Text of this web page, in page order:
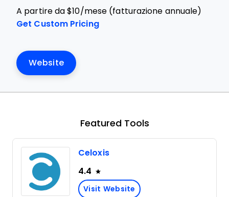
A partire da $10/mese (fatturazione annuale)
Get Custom Pricing
Website
Featured Tools
Celoxis
4.4
Visit Website